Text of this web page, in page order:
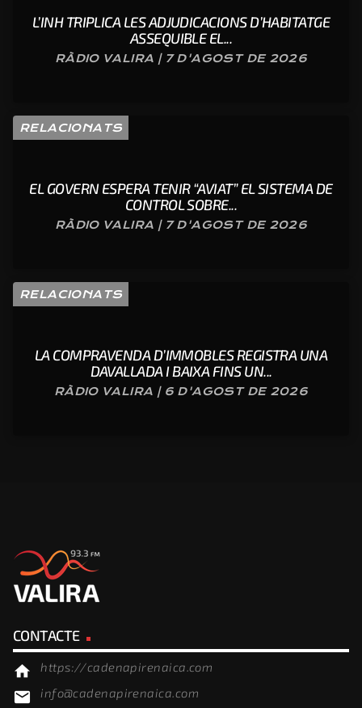
L’INH TRIPLICA LES ADJUDICACIONS D’HABITATGE
ASSEQUIBLE EL...
RÀDIO VALIRA | 7 D'AGOST DE 2026
RELACIONATS
EL GOVERN ESPERA TENIR “AVIAT” EL SISTEMA DE
CONTROL SOBRE...
RÀDIO VALIRA | 7 D'AGOST DE 2026
RELACIONATS
LA COMPRAVENDA D’IMMOBLES REGISTRA UNA
DAVALLADA I BAIXA FINS UN...
RÀDIO VALIRA | 6 D'AGOST DE 2026
CONTACTE
home https://cadenapirenaica.com
email info@cadenapirenaica.com